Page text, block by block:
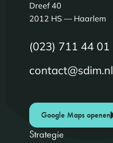
Dreef 40
2012 HS — Haarlem
(023) 711 44 01
contact@sdim.nl
Google Maps openen
Strategie